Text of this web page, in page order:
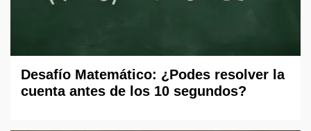
Desafío Matemático: ¿Podes resolver la
cuenta antes de los 10 segundos?